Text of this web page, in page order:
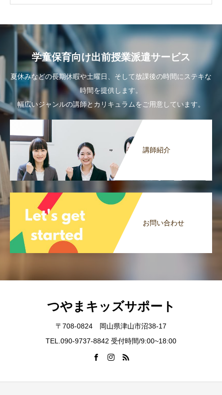
学童保育向け出前授業派遣サービス
夏休みなどの長期休暇や土曜日、そして放課後の時間にステキな
時間を提供します。
幅広いジャンルの講師とカリキュラムをご用意しています。
講師紹介
お問い合わせ
つやまキッズサポート
〒708-0824 岡山県津山市沼38-17
TEL.090-9737-8842 受付時間/9:00~18:00